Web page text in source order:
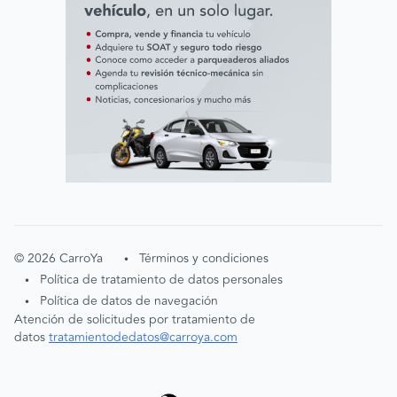
©2026 CarroYa • Términos y condiciones
• Política de tratamiento de datos personales
•
Política de datos de navegación
Atención de solicitudes por tratamiento de
datostratamientodedatos@carroya.com